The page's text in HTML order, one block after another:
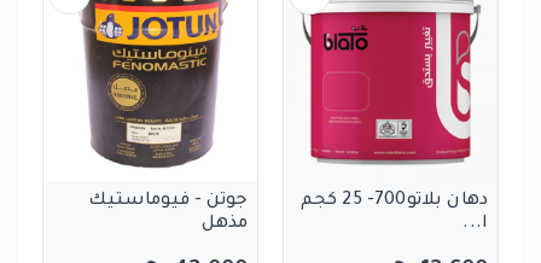
دهان بلاتو700- 25 كجم
ا...
جوتن - فيوماستيك
مذهل